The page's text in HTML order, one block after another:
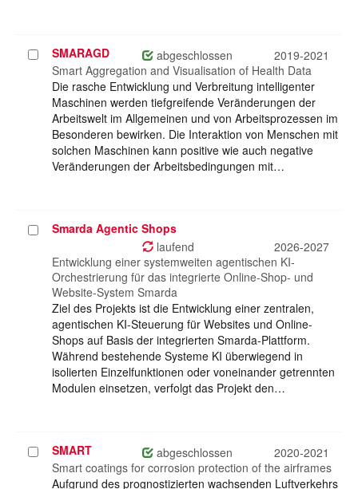
Projekt
auswählen
SMARAGD abgeschlossen
2019-2021
Smart Aggregation and Visualisation of Health Data
Die rasche Entwicklung und Verbreitung intelligenter
Maschinen werden tiefgreifende Veränderungen der
Arbeitswelt im Allgemeinen und von Arbeitsprozessen im
Besonderen bewirken. Die Interaktion von Menschen mit
solchen Maschinen kann positive wie auch negative
Veränderungen der Arbeitsbedingungen mit…
ProjektSmarda Agentic Shops
laufend
2026-2027
Entwicklung einer systemweiten agentischen KI-
Orchestrierung für das integrierte Online-Shop- und
Website-System Smarda
Ziel des Projekts ist die Entwicklung einer zentralen,
agentischen KI-Steuerung für Websites und Online-
Shops auf Basis der integrierten Smarda-Plattform.
Während bestehende Systeme KI überwiegend in
isolierten Einzelfunktionen oder voneinander getrennten
Modulen einsetzen, verfolgt das Projekt den…
Projekt
auswählen
SMART abgeschlossen
2020-2021
Smart coatings for corrosion protection of the airframes
Aufgrund des prognostizierten wachsenden Luftverkehrs